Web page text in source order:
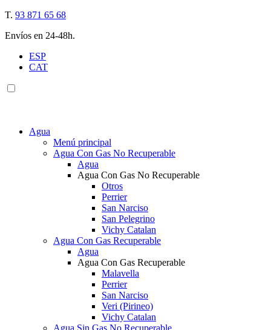
T. 93 871 65 68
Envíos en 24-48h.
ESP
CAT
Agua
Menú principal
Agua Con Gas No Recuperable
Agua
Agua Con Gas No Recuperable
Otros
Perrier
San Narciso
San Pelegrino
Vichy Catalan
Agua Con Gas Recuperable
Agua
Agua Con Gas Recuperable
Malavella
Perrier
San Narciso
Veri (Pirineo)
Vichy Catalan
Agua Sin Gas No Recuperable